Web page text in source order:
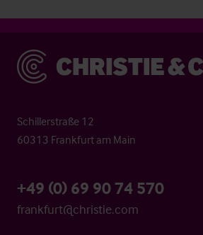
Christie & Co
Schillerstraße 12
60313 Frankfurt am Main
+49 (0) 69 90 74 570
frankfurt@christie.com